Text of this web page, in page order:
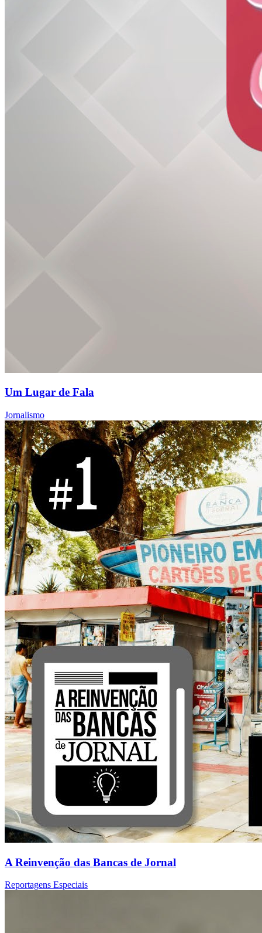
Um Lugar de Fala
Jornalismo
A Reinvenção das Bancas de Jornal
Reportagens Especiais